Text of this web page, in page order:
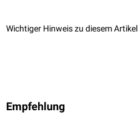
Wichtiger Hinweis zu diesem Artikel
Empfehlung